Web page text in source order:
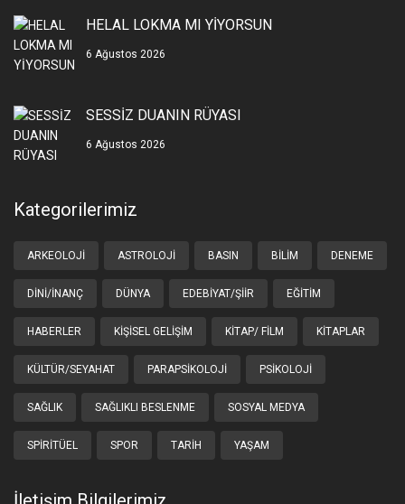
HELAL LOKMA MI YİYORSUN
6 Ağustos 2026
SESSİZ DUANIN RÜYASI
6 Ağustos 2026
Kategorilerimiz
ARKEOLOJI ASTROLOJI BASIN BILIM DENEME
DINI/İNANÇ DÜNYA EDEBIYAT/ŞIIR EĞITIM
HABERLER KIŞISEL GELIŞIM KITAP/ FILM KITAPLAR
KÜLTÜR/SEYAHAT PARAPSIKOLOJI PSIKOLOJI
SAĞLIK SAĞLIKLI BESLENME SOSYAL MEDYA
SPIRITÜEL SPOR TARIH YAŞAM